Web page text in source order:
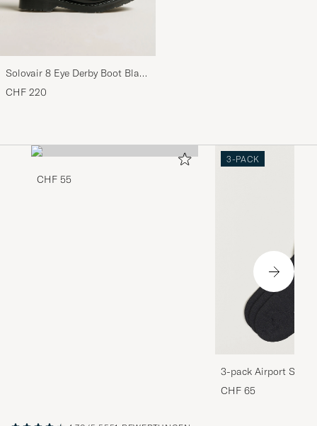
Solovair 8 Eye Derby Boot Black
Shine
CHF 220
CHF 55
3-PACK
3-pack Airport
Melange
CHF 65